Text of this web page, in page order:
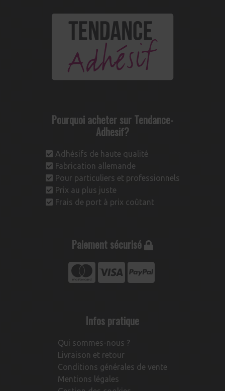
Pourquoi acheter sur Tendance-
Adhesif?
Adhésifs de haute qualité
Fabrication allemande
Pour particuliers et professionnels
Prix au plus juste
Frais de port à prix coûtant
Paiement sécurisé
Infos pratique
Qui sommes-nous ?
Livraison et retour
Conditions générales de vente
Mentions légales